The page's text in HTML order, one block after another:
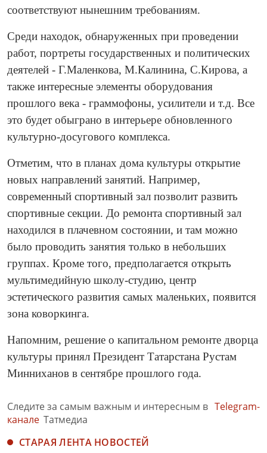
соответствуют нынешним требованиям.
Среди находок, обнаруженных при проведении
работ, портреты государственных и политических
деятелей - Г.Маленкова, М.Калинина, С.Кирова, а
также интересные элементы оборудования
прошлого века - граммофоны, усилители и т.д. Все
это будет обыграно в интерьере обновленного
культурно-досугового комплекса.
Отметим, что в планах дома культуры открытие
новых направлений занятий. Например,
современный спортивный зал позволит развить
спортивные секции. До ремонта спортивный зал
находился в плачевном состоянии, и там можно
было проводить занятия только в небольших
группах. Кроме того, предполагается открыть
мультимедийную школу-студию, центр
эстетического развития самых маленьких, появится
зона коворкинга.
Напомним, решение о капитальном ремонте дворца
культуры принял Президент Татарстана Рустам
Минниханов в сентябре прошлого года.
Следите за самым важным и интересным в Telegram-
канале Татмедиа
СТАРАЯ ЛЕНТА НОВОСТЕЙ